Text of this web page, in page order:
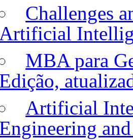
Challenges
Artificial
MBA para
Edição,
Artificial
Engineering